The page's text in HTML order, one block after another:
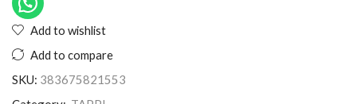
Add to wishlist
Add to compare
SKU: 383675821553